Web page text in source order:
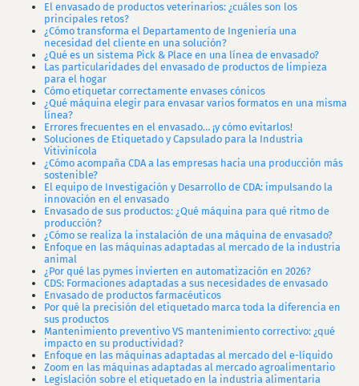
El envasado de productos veterinarios: ¿cuáles son los
principales retos?
¿Cómo transforma el Departamento de Ingeniería una
necesidad del cliente en una solución?
¿Qué es un sistema Pick & Place en una línea de envasado?
Las particularidades del envasado de productos de limpieza
para el hogar
Cómo etiquetar correctamente envases cónicos
¿Qué máquina elegir para envasar varios formatos en una misma
línea?
Errores frecuentes en el envasado… ¡y cómo evitarlos!
Soluciones de Etiquetado y Capsulado para la Industria
Vitivinícola
¿Cómo acompaña CDA a las empresas hacia una producción más
sostenible?
El equipo de Investigación y Desarrollo de CDA: impulsando la
innovación en el envasado
Envasado de sus productos: ¿Qué máquina para qué ritmo de
producción?
¿Cómo se realiza la instalación de una máquina de envasado?
Enfoque en las máquinas adaptadas al mercado de la industria
animal
¿Por qué las pymes invierten en automatización en 2026?
CDS: Formaciones adaptadas a sus necesidades de envasado
Envasado de productos farmacéuticos
Por qué la precisión del etiquetado marca toda la diferencia en
sus productos
Mantenimiento preventivo VS mantenimiento correctivo: ¿qué
impacto en su productividad?
Enfoque en las máquinas adaptadas al mercado del e-líquido
Zoom en las máquinas adaptadas al mercado agroalimentario
Legislación sobre el etiquetado en la industria alimentaria